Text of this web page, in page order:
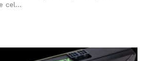
cel...